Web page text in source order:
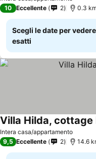
10 Eccellente 2 0.3
Scegli le date per
esatti
Intera casa/appartamento
Villa Hilda,
9,5 Eccellente 2 14.6